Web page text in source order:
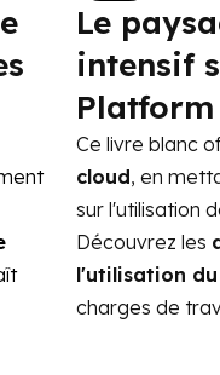
Le
intensif
Platform
Ce livre blanc
cloud, en
sur l'utilisation
Découvrez les
l'utilisation
charges de